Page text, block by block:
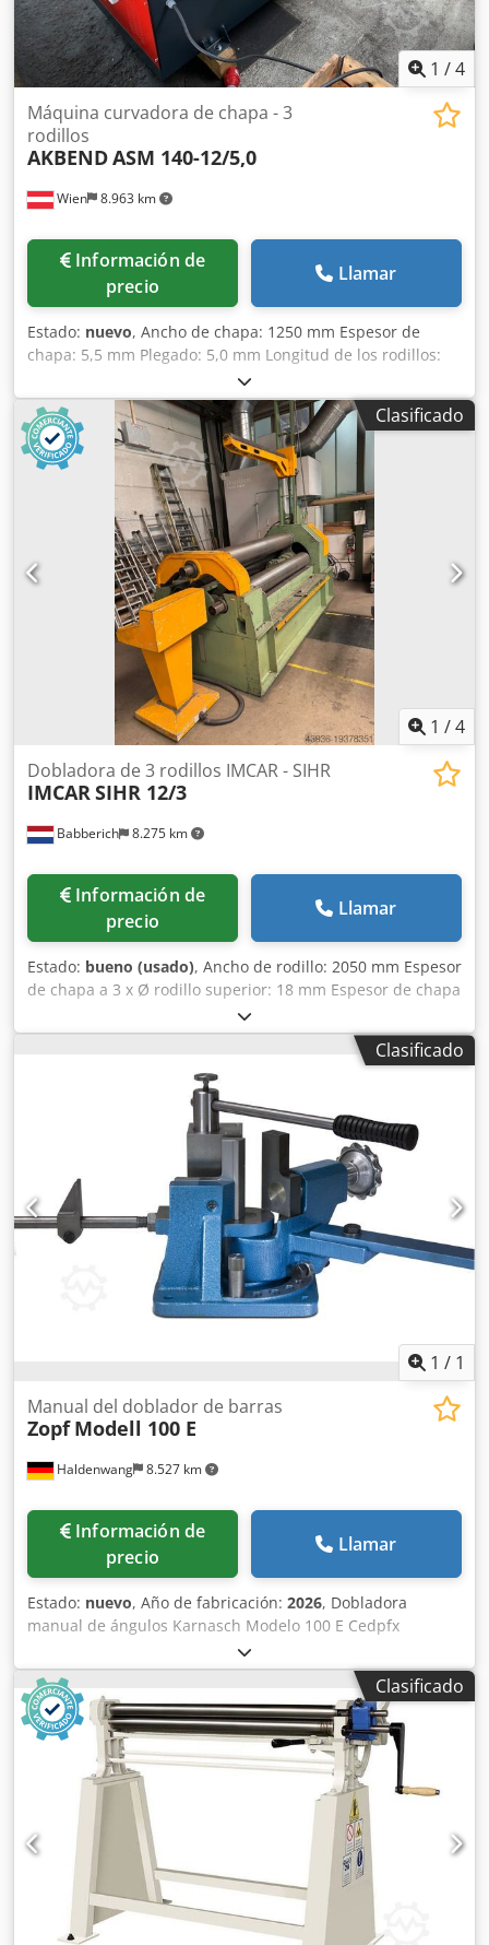
1 /4
Wien 8.963 km
Máquina curvadora de chapa - 3
rodillos
AKBENDASM 140-12/5,0
Información de
precio
Llamar
Estado: nuevo, Ancho de chapa: 1250 mm Espesor de
chapa: 5,5 mm Plegado: 5,0 mm Longitud de los rodillos:
1280 mm Diámetro mínimo: 210 mm Diámetro del rodillo
superior: 140 mm Peso: 1365 kg Dimensiones L-A-H: 2.020
x 900 x 1.200 mm Equipamiento estándar: - Rodillos
centrales accionados por motor eléctrico, reductor
planetario y transmisión por engranajes - Rodillo superior
abatible lateralmente - Motor principal con sistema de
freno - Dispositivo para curvado cónico - Consola de
control móvil y pedal Chodpfx Aceyvvpye Uoa - Marcado
CE/Declaración de conformidad Equipamiento especial: -
Ajuste motorizado del rodillo trasero - Indicador digital
para el rodillo trasero - Rodillos endurecidos por inducción
Clasificado
1 /4
Babberich 8.275 km
Dobladora de 3 rodillos IMCAR - SIHR
IMCARSIHR 12/3
Información de
precio
Llamar
Estado: bueno (usado), Ancho de rodillo: 2050 mm Espesor
de chapa a 3 x Ø rodillo superior: 18 mm Espesor de chapa
a 5 x Ø rodillo superior: 21 mm Espesor de chapa en
precurvado: 12 mm Ø rodillo superior: 280 mm Ø rodillo
lateral: 260 mm Número de rodillos: 3 Velocidad de
curvado: 0-5 Ajuste de rodillo inferior: 0-150 mm/min
Cjdpfowtpgtsx Ac Ujha Ajuste de rodillo lateral: 0-150
mm/min Apoyo superior: sí Potencia: 12 kW Longitud: 3000
mm Ancho: 1500 mm Altura: 1600 mm Peso: 5200 kg
Clasificado
1 / 1
Haldenwang 8.527 km
Manual del doblador de barras
Zopf Modell 100 E
Información de
precio
Llamar
Estado: nuevo, Año de fabricación: 2026, Dobladora
manual de ángulos Karnasch Modelo 100 E Cedpfx
Acefhdfvs Ujha Producto de calidad alemana Capacidad de
doblado en frío para acero ST 37 Acero de hasta 100 x 6
mm Material redondo macizo de 18 mm Con tope de
longitud Con 2 placas de radio Peso aproximado: 27 kg
Clasificado